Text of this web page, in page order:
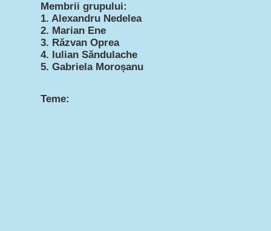
Teme:
Membrii grupului:
1. Alexandru Nedelea
2. Marian Ene
3. Răzvan Oprea
4. Iulian Săndulache
5. Gabriela Moroșanu